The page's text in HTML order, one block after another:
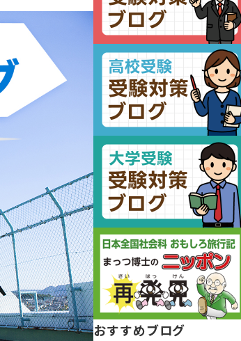
いずみ中央校
おすすめブログ